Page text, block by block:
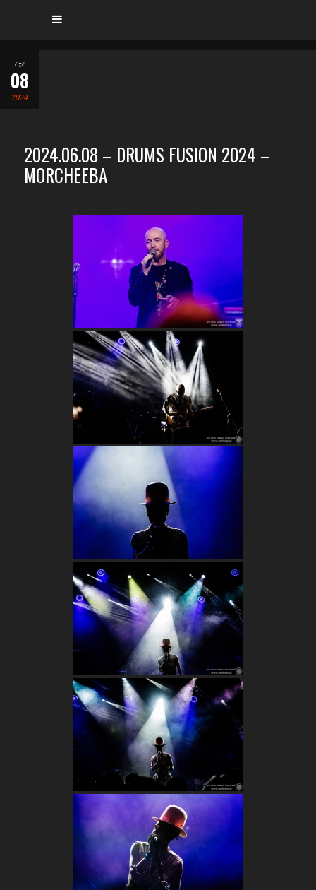
cze
08
2024
2024.06.08 – DRUMS FUSION 2024 –
MORCHEEBA